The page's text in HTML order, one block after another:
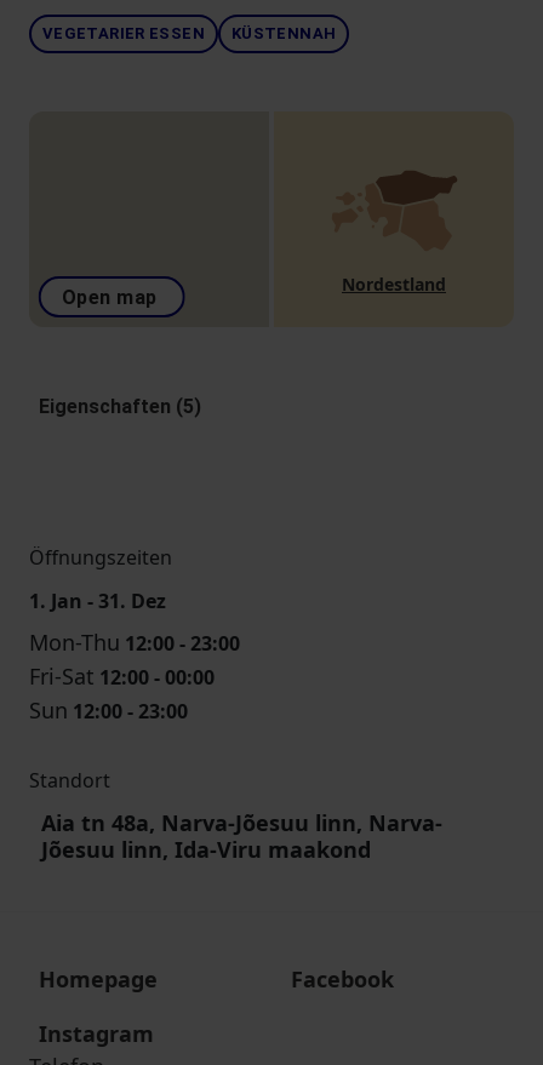
VEGETARIER ESSEN KÜSTENNAH
Open map
Nordestland
Eigenschaften (5)
Öffnungszeiten
1. Jan - 31. Dez
Mon-Thu 12:00 - 23:00
Fri-Sat 12:00 - 00:00
Sun 12:00 - 23:00
Standort
Aia tn 48a, Narva-Jõesuu linn, Narva-
Jõesuu linn, Ida-Viru maakond
Homepage
Facebook
Instagram